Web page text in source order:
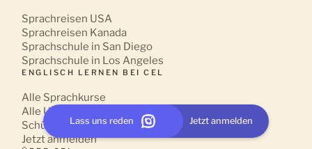
Sprachreisen USA
Sprachreisen Kanada
Sprachschule in San Diego
Sprachschule in Los Angeles
ENGLISCH LERNEN BEI CEL
Alle Sprachkurse
Alle Unterkünfte
Schülersprachreisen
Jetzt anmelden
Lass uns reden Jetzt anmelden